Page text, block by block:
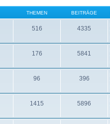
THEMEN BEITRÄGE
516 4335
176 5841
96 396
1415 5896